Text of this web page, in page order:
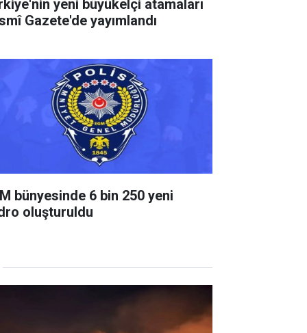
yeni büyükelçi atamaları
Gazete'de yayımlandı
bünyesinde 6 bin 250 yeni
oluşturuldu